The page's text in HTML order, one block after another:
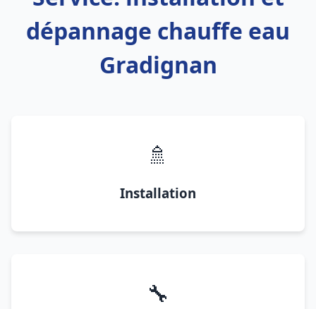
dépannage chauffe eau
Gradignan
🚿
Installation
🔧